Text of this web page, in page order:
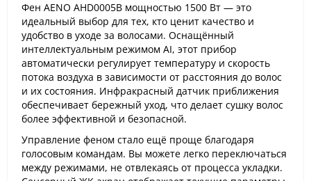
Фен AENO AHD0005B мощностью 1500 Вт — это
идеальный выбор для тех, кто ценит качество и
удобство в уходе за волосами. Оснащённый
интеллектуальным режимом AI, этот прибор
автоматически регулирует температуру и скорость
потока воздуха в зависимости от расстояния до волос
и их состояния. Инфракрасный датчик приближения
обеспечивает бережный уход, что делает сушку волос
более эффективной и безопасной.
Управление феном стало ещё проще благодаря
голосовым командам. Вы можете легко переключаться
между режимами, не отвлекаясь от процесса укладки.